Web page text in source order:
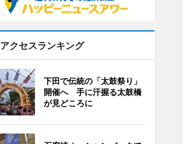
アクセスランキング
下田で伝統の「太鼓祭り」
開催へ 手に汗握る太鼓橋
が見どころに